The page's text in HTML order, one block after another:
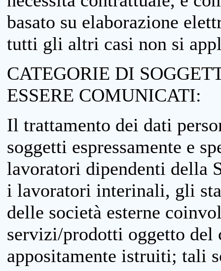
basato su elaborazione
tutti gli altri casi non si
CATEGORIE DI
ESSERE COMUNICATI:
Il trattamento dei dati
soggetti espressamente e
lavoratori dipendenti della
i lavoratori interinali, gli
delle società esterne
servizi/prodotti oggetto
appositamente istruiti; tali